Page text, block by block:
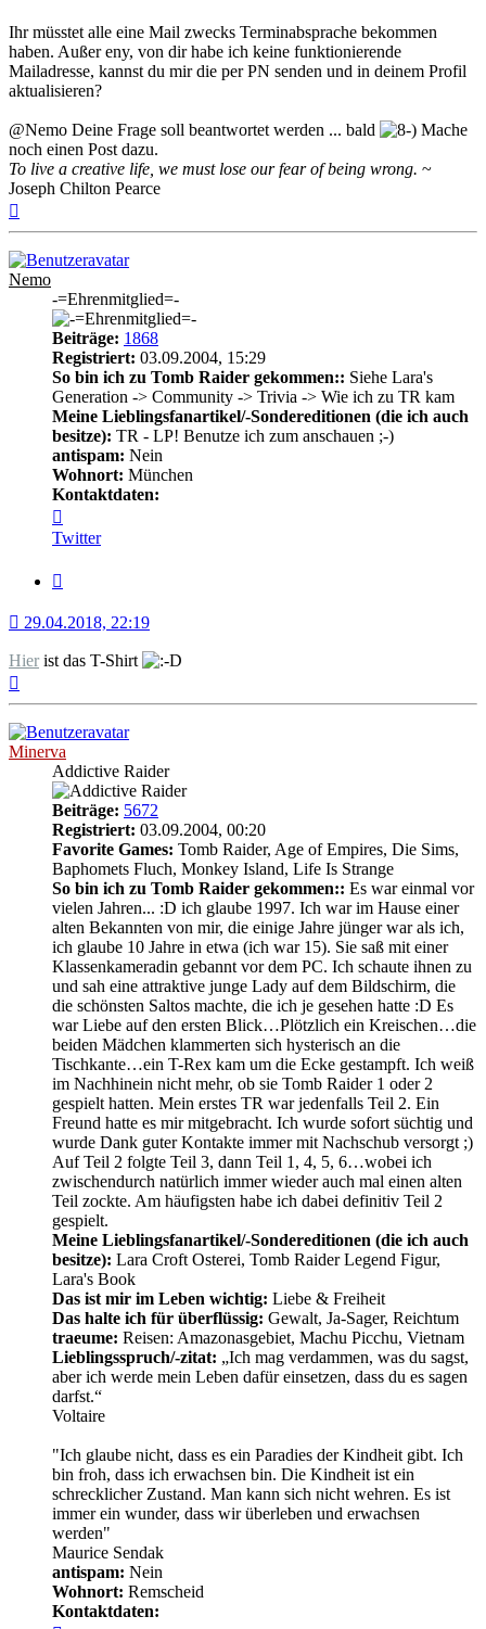
Ihr müsstet alle eine Mail zwecks Terminabsprache bekommen
haben. Außer eny, von dir habe ich keine funktionierende
Mailadresse, kannst du mir die per PN senden und in deinem Profil
aktualisieren?
@Nemo Deine Frage soll beantwortet werden ... bald
Mache
noch einen Post dazu.
To live a creative life, we must lose our fear of being wrong. ~
Joseph Chilton Pearce
Nemo
-=Ehrenmitglied=-
Beiträge: 1868
Registriert: 03.09.2004, 15:29
So bin ich zu Tomb Raider gekommen:: Siehe Lara's
Generation -> Community -> Trivia -> Wie ich zu TR kam
Meine Lieblingsfanartikel/-Sondereditionen (die ich auch
besitze): TR - LP! Benutze ich zum anschauen ;-)
antispam: Nein
Wohnort: München
Kontaktdaten:
von
Nemo
Twitter
29.04.2018, 22:19
Hier ist das T-Shirt
Minerva
Addictive Raider
Beiträge: 5672
Registriert: 03.09.2004, 00:20
Favorite Games: Tomb Raider, Age of Empires, Die Sims,
Baphomets Fluch, Monkey Island, Life Is Strange
So bin ich zu Tomb Raider gekommen:: Es war einmal vor
vielen Jahren... :D ich glaube 1997. Ich war im Hause einer
alten Bekannten von mir, die einige Jahre jünger war als ich,
ich glaube 10 Jahre in etwa (ich war 15). Sie saß mit einer
Klassenkameradin gebannt vor dem PC. Ich schaute ihnen zu
und sah eine attraktive junge Lady auf dem Bildschirm, die
die schönsten Saltos machte, die ich je gesehen hatte :D Es
war Liebe auf den ersten Blick…Plötzlich ein Kreischen…die
beiden Mädchen klammerten sich hysterisch an die
Tischkante…ein T-Rex kam um die Ecke gestampft. Ich weiß
im Nachhinein nicht mehr, ob sie Tomb Raider 1 oder 2
gespielt hatten. Mein erstes TR war jedenfalls Teil 2. Ein
Freund hatte es mir mitgebracht. Ich wurde sofort süchtig und
wurde Dank guter Kontakte immer mit Nachschub versorgt ;)
Auf Teil 2 folgte Teil 3, dann Teil 1, 4, 5, 6…wobei ich
zwischendurch natürlich immer wieder auch mal einen alten
Teil zockte. Am häufigsten habe ich dabei definitiv Teil 2
gespielt.
Meine Lieblingsfanartikel/-Sondereditionen (die ich auch
besitze): Lara Croft Osterei, Tomb Raider Legend Figur,
Lara's Book
Das ist mir im Leben wichtig: Liebe & Freiheit
Das halte ich für überflüssig: Gewalt, Ja-Sager, Reichtum
traeume: Reisen: Amazonasgebiet, Machu Picchu, Vietnam
Lieblingsspruch/-zitat: „Ich mag verdammen, was du sagst,
aber ich werde mein Leben dafür einsetzen, dass du es sagen
darfst.“
Voltaire
"Ich glaube nicht, dass es ein Paradies der Kindheit gibt. Ich
bin froh, dass ich erwachsen bin. Die Kindheit ist ein
schrecklicher Zustand. Man kann sich nicht wehren. Es ist
immer ein wunder, dass wir überleben und erwachsen
werden"
Maurice Sendak
antispam: Nein
Wohnort: Remscheid
Kontaktdaten: